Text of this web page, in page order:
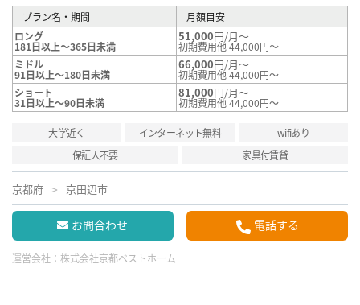
プラン名・期間
月額目安
ロング
181日以上～365日未満
51,000円/月～
初期費用他 44,000円～
ミドル
91日以上～180日未満
66,000円/月～
初期費用他 44,000円～
ショート
31日以上～90日未満
81,000円/月～
初期費用他 44,000円～
大学近く インターネット無料
wifiあり
保証人不要
家具付賃貸
京都府 京田辺市
お問合わせ 電話する
運営会社： 株式会社京都ベストホーム